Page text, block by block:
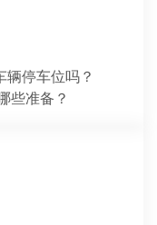
停车位吗？
些准备？